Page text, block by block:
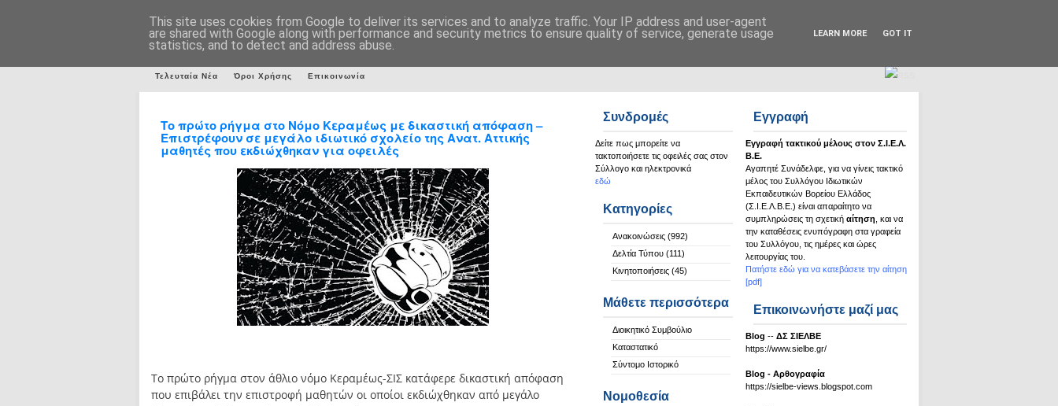
Σ.Ι.Ε.Λ.Β.Ε.
Τελευταία Νέα Όροι Χρήσης Επικοινωνία
Εγγραφή
Εγγραφή τακτικού μέλους στον Σ.Ι.Ε.Λ.
Β.Ε.
Αγαπητέ Συνάδελφε, για να γίνεις τακτικό
μέλος του Συλλόγου Ιδιωτικών
Εκπαιδευτικών Βορείου Ελλάδος
(Σ.Ι.Ε.Λ.Β.Ε.) είναι απαραίτητο να
συμπληρώσεις τη σχετική αίτηση , και να
την καταθέσεις ενυπόγραφη στα γραφεία
του Συλλόγου, τις ημέρες και ώρες
λειτουργίας του.
Πατήστε εδώ για να κατεβάσετε την αίτηση
[pdf]
Επικοινωνήστε μαζί μας
Βlog -- ΔΣ ΣΙΕΛΒΕ
https://www.sielbe.gr/
Blog - Αρθογραφία
https://sielbe-views.blogspot.com
Συνδρομές
Δείτε πως μπορείτε να
τακτοποιήσετε τις οφειλές σας στον
Σύλλογο και ηλεκτρονικά
εδώ
Κατηγορίες
Ανακοινώσεις (992)
Δελτία Τύπου (111)
Κινητοποιήσεις (45)
Μάθετε περισσότερα
Διοικητικό Συμβούλιο
Καταστατικό
Σύντομο Ιστορικό
Νομοθεσία
Το πρώτο ρήγμα στο Νόμο Κεραμέως με δικαστική απόφαση –
Επιστρέφουν σε μεγάλο ιδιωτικό σχολείο της Ανατ. Αττικής
μαθητές που εκδιώχθηκαν για οφειλές
Το πρώτο ρήγμα στον άθλιο νόμο Κεραμέως-ΣΙΣ κατάφερε δικαστική απόφαση
που επιβάλει την επιστροφή μαθητών οι οποίοι εκδιώχθηκαν από μεγάλο
This site uses cookies from Google to deliver its services and to analyze traffic. Your IP address and user-agent
are shared with Google along with performance and security metrics to ensure quality of service, generate usage
statistics, and to detect and address abuse.
LEARN MORE GOT IT